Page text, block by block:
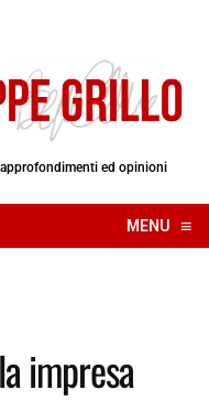
ed opinioni
MENU ≡
☰
impresa